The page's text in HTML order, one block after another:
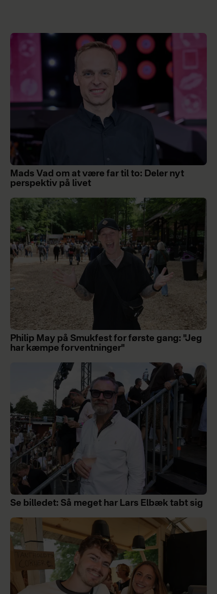
Mads Vad om at være far til to: Deler nyt
perspektiv på livet
Philip May på Smukfest for første gang: "Jeg
har kæmpe forventninger"
Se billedet: Så meget har Lars Elbæk tabt sig